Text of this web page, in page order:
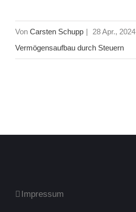
Von Carsten Schupp | 28 Apr., 2024
Vermögensaufbau durch Steuern
Impressum